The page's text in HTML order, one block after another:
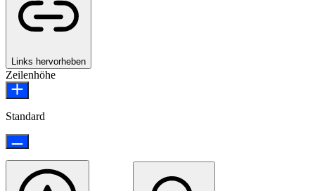
Links hervorheben
Zeilenhöhe
Standard